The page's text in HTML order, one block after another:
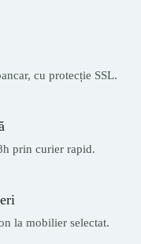
cu protecție SSL.
prin curier rapid.
la mobilier selectat.